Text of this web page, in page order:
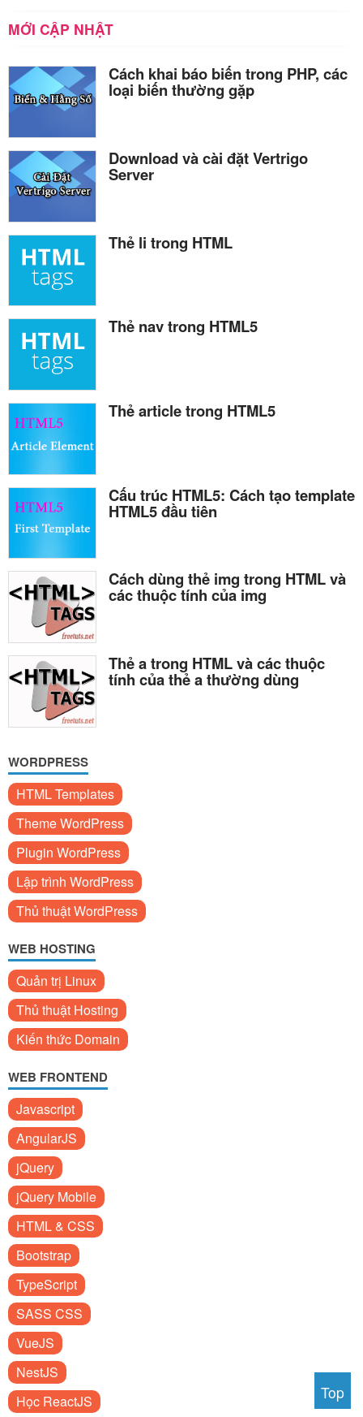
MỚI CẬP NHẬT
Cách khai báo biến trong PHP, các
loại biến thường gặp
Download và cài đặt Vertrigo
Server
Thẻ li trong HTML
Thẻ nav trong HTML5
Thẻ article trong HTML5
Cấu trúc HTML5: Cách tạo template
HTML5 đầu tiên
Cách dùng thẻ img trong HTML và
các thuộc tính của img
Thẻ a trong HTML và các thuộc
tính của thẻ a thường dùng
WORDPRESS
HTML Templates
Theme WordPress
Plugin WordPress
Lập trình WordPress
Thủ thuật WordPress
WEB HOSTING
Quản trị Linux
Thủ thuật Hosting
Kiến thức Domain
WEB FRONTEND
Javascript
AngularJS
jQuery
jQuery Mobile
HTML & CSS
Bootstrap
TypeScript
SASS CSS
VueJS
NestJS
Học ReactJS
Top